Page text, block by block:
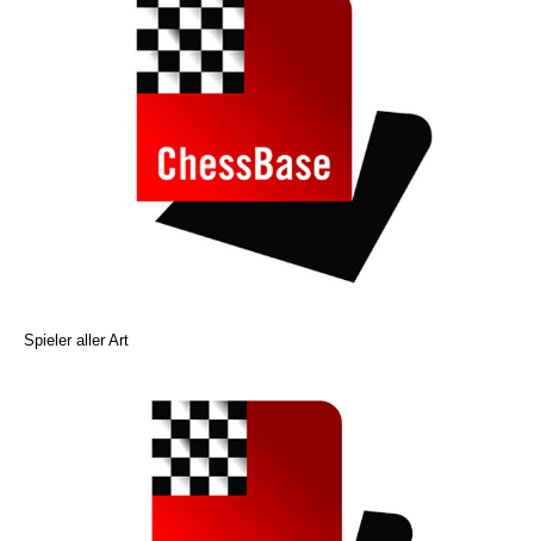
Spieler aller Art